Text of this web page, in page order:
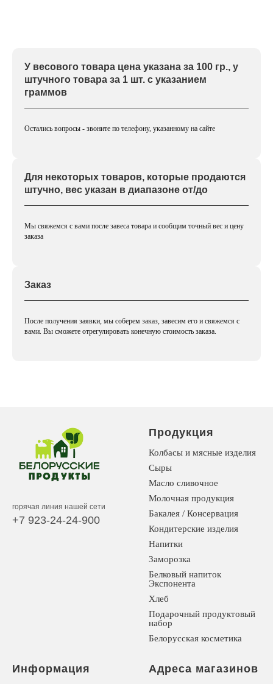
У весового товара цена указана за 100 гр., у
штучного товара за 1 шт. с указанием
граммов
Остались вопросы - звоните по телефону, указанному на сайте
Для некоторых товаров, которые продаются
штучно, вес указан в диапазоне от/до
Мы свяжемся с вами после завеса товара и сообщим точный вес и цену
заказа
Заказ
После получения заявки, мы соберем заказ, завесим его и свяжемся с
вами. Вы сможете отрегулировать конечную стоимость заказа.
горячая линия нашей сети
+7 923-24-24-900
Продукция
Колбасы и мясные изделия
Сыры
Масло сливочное
Молочная продукция
Бакалея / Консервация
Кондитерские изделия
Напитки
Заморозка
Белковый напиток
Экспонента
Хлеб
Подарочный продуктовый
набор
Белорусская косметика
Информация Адреса магазинов